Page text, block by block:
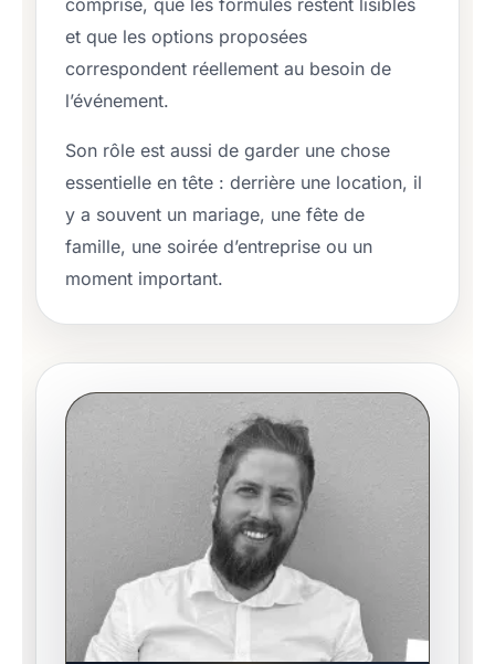
et que les options proposées
correspondent réellement au besoin de
l’événement.
Son rôle est aussi de garder une chose
essentielle en tête : derrière une location, il
y a souvent un mariage, une fête de
famille, une soirée d’entreprise ou un
moment important.